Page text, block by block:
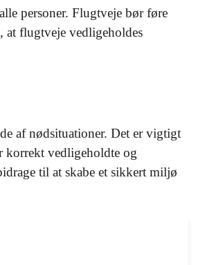
personer. Flugtveje bør føre
flugtveje vedligeholdes
af nødsituationer. Det er vigtigt
korrekt vedligeholdte og
til at skabe et sikkert miljø